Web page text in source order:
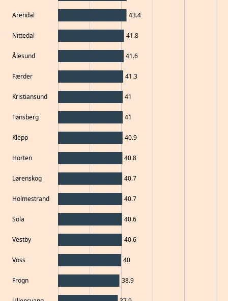
Arendal
Nittedal
Ålesund
Færder
Kristiansund
Tønsberg
Klepp
Horten
Lørenskog
Holmestrand
Sola
Vestby
Voss
Frogn
43.4
41.8
41.6
41.3
41
41
40.9
40.8
40.7
40.7
40.6
40.6
40
38.9